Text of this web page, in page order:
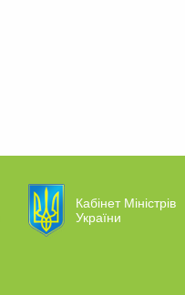
Кабінет Міністрів
України